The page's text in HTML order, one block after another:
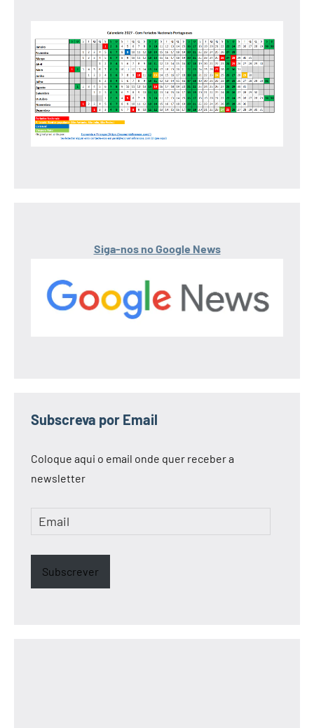
Siga-nos no Google News
Subscreva por Email
Coloque aqui o email onde quer receber a
newsletter
Email
Subscrever